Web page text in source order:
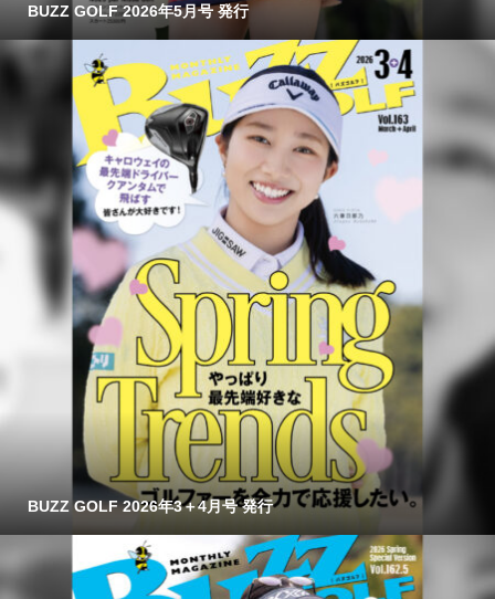
BUZZ GOLF 2026年5月号 発行
BUZZ GOLF 2026年3＋4月号 発行